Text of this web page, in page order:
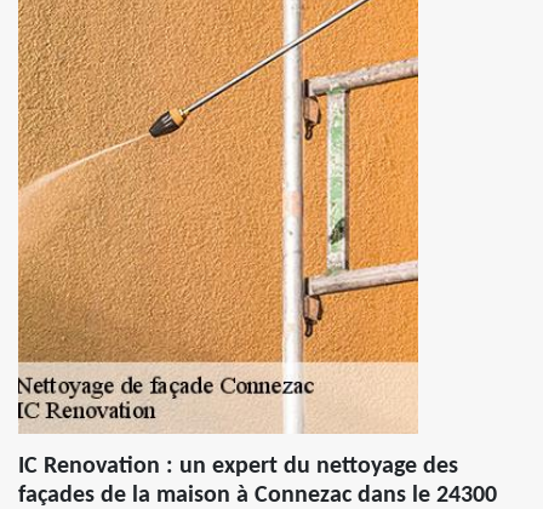
IC Renovation : un expert du nettoyage des
façades de la maison à Connezac dans le 24300